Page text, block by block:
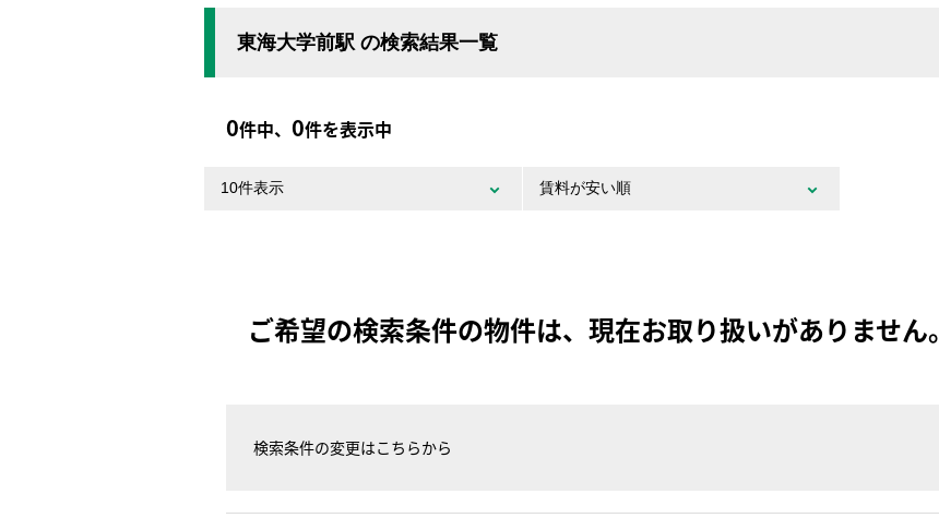
東海大学前駅 の検索結果一覧
0件中、 0件を表示中
ご希望の検索条件の物件は、現在お取り扱いがありません。
検索条件の変更はこちらから